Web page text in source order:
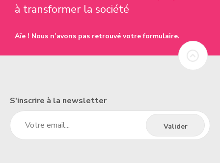
à transformer la société
Aïe ! Nous n’avons pas retrouvé votre formulaire.
S'inscrire à la newsletter